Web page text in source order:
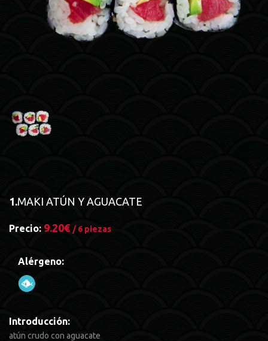
1.MAKI ATÚN Y AGUACATE
Precio: 9.20€ / 6 piezas
Alérgeno:
Introducción:
atún crudo con aguacate